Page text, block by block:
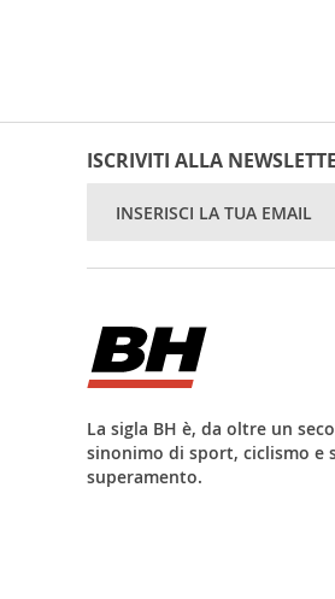
ISCRIVITI ALLA
Newsletter:
La sigla BH è, da oltre un
sinonimo di sport, ciclismo e
superamento.